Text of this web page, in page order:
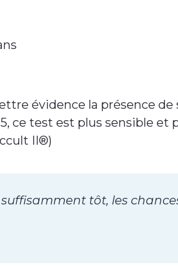
évidence la présence de
ce test est plus sensible et
II®)
tôt, les